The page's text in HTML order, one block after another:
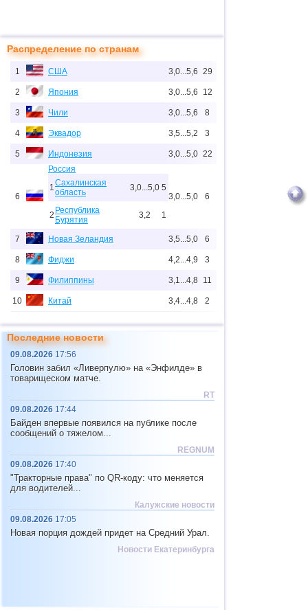
Распределение по странам
1 США 3,0...5,6 29
2 Япония 3,0...5,6 12
3 Чили 3,0...5,6 8
4 Эквадор 3,5...5,2 3
5 Индонезия 3,0...5,0 22
6
Россия
1Сахалинская
область
3,0...5,0 5
2 Республика
Бурятия
3,2 1
3,0...5,0 6
7 Новая Зеландия 3,5...5,0 6
8 Фиджи 4,2...4,9 3
9 Филиппины 3,1...4,8 11
10 Китай 3,4...4,8 2
12 Тихоокеан.поднятие (восток)
13 Перу
14 Аргентина
15 Соломоновы о.
16 Вануату 4,6
4,5 1
18 Турция
19 Мексика
4,3 1
21 4,3
4,0 1
Последние новости
09.08.2026 17:56
Головин забил «Ливерпулю» на «Энфилде» в
товарищеском матче.
RT
09.08.2026 17:44
Байден впервые появился на публике после
сообщений о тяжелом...
REGNUM
09.08.2026 17:40
"Тракторные права" по QR-коду: что меняется
для водителей...
Калужские новости
09.08.2026 17:05
Новая порция дождей придет на Средний Урал.
Новости Екатеринбурга